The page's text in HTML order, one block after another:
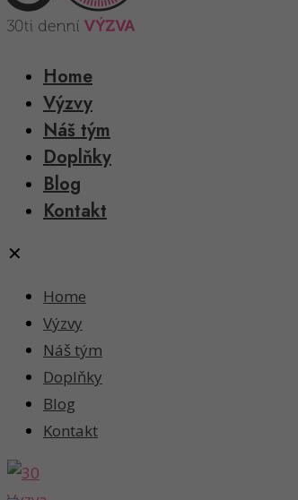
Home
Výzvy
Náš tým
Doplňky
Blog
Kontakt
✕
Home
Výzvy
Náš tým
Doplňky
Blog
Kontakt